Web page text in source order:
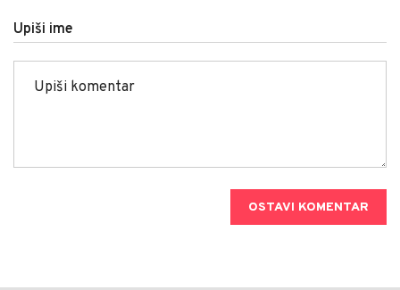
Upiši ime
OSTAVI KOMENTAR